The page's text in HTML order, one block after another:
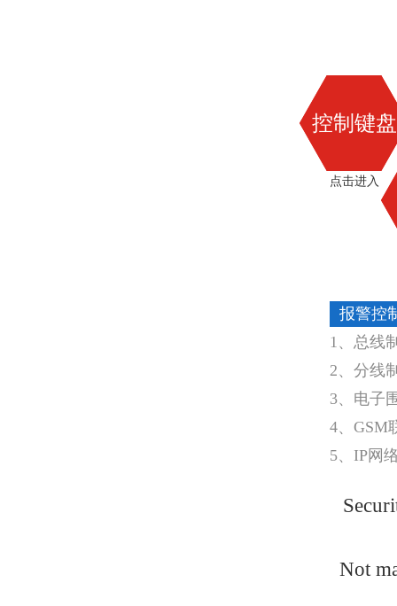
控制键盘
点击进入
报警控
1、总线
2、分线
3、电子
4、GSM
5、IP网
Not